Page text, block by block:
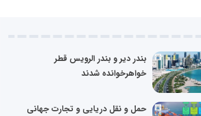
بندر دیر و بندر الرویس قطر
خواهرخوانده شدند
حمل و نقل دریایی و تجارت جهانی